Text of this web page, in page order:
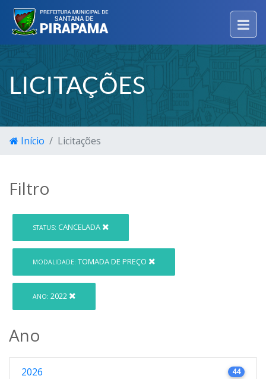
LICITAÇÕES
Início Licitações
Filtro
STATUS: CANCELADA
MODALIDADE: TOMADA DE PREÇO
ANO: 2022
Ano
2026 44